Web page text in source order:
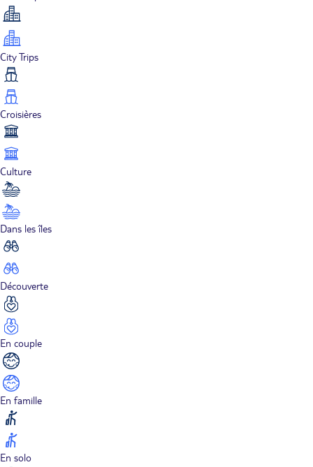
City Trips
Croisières
Culture
Dans les îles
Découverte
En couple
En famille
En solo